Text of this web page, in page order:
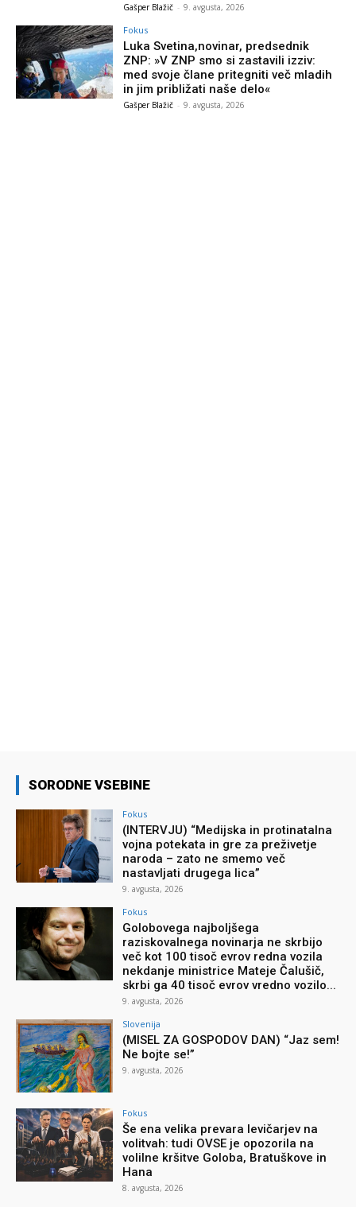
Gašper Blažič - 9. avgusta, 2026
Fokus
Luka Svetina,novinar, predsednik
ZNP: »V ZNP smo si zastavili izziv:
med svoje člane pritegniti več mladih
in jim približati naše delo«
Gašper Blažič - 9. avgusta, 2026
SORODNE VSEBINE
Fokus
(INTERVJU) “Medijska in protinatalna
vojna potekata in gre za preživetje
naroda – zato ne smemo več
nastavljati drugega lica”
9. avgusta, 2026
Fokus
Golobovega najboljšega
raziskovalnega novinarja ne skrbijo
več kot 100 tisoč evrov redna vozila
nekdanje ministrice Mateje Čalušič,
skrbi ga 40 tisoč evrov vredno vozilo...
9. avgusta, 2026
Slovenija
(MISEL ZA GOSPODOV DAN) “Jaz sem!
Ne bojte se!”
9. avgusta, 2026
Fokus
Še ena velika prevara levičarjev na
volitvah: tudi OVSE je opozorila na
volilne kršitve Goloba, Bratuškove in
Hana
8. avgusta, 2026